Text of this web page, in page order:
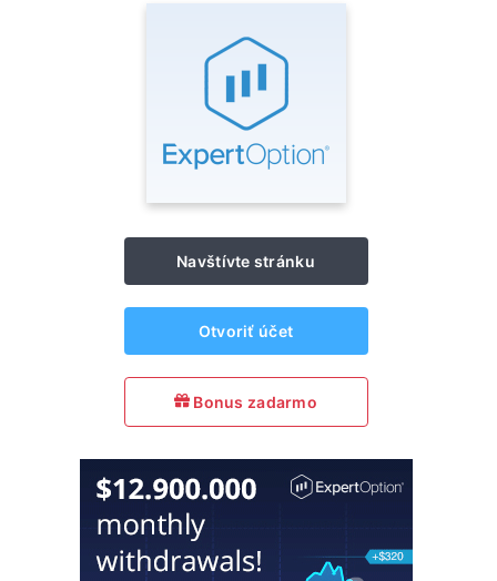
Navštívte stránku
Otvoriť účet
Bonus zadarmo